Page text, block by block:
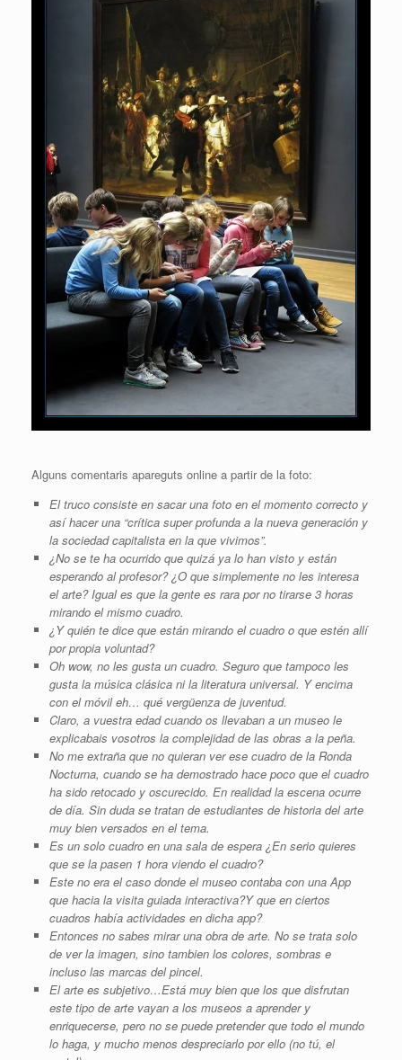
Alguns comentaris apareguts online a partir de la foto:
El truco consiste en sacar una foto en el momento correcto y
así hacer una “crítica super profunda a la nueva generación y
la sociedad capitalista en la que vivimos”.
¿No se te ha ocurrido que quizá ya lo han visto y están
esperando al profesor? ¿O que simplemente no les interesa
el arte? Igual es que la gente es rara por no tirarse 3 horas
mirando el mismo cuadro.
¿Y quién te dice que están mirando el cuadro o que estén allí
por propia voluntad?
Oh wow, no les gusta un cuadro. Seguro que tampoco les
gusta la música clásica ni la literatura universal. Y encima
con el móvil eh… qué vergüenza de juventud.
Claro, a vuestra edad cuando os llevaban a un museo le
explicabais vosotros la complejidad de las obras a la peña.
No me extraña que no quieran ver ese cuadro de la Ronda
Nocturna, cuando se ha demostrado hace poco que el cuadro
ha sido retocado y oscurecido. En realidad la escena ocurre
de día. Sin duda se tratan de estudiantes de historia del arte
muy bien versados en el tema.
Es un solo cuadro en una sala de espera ¿En serio quieres
que se la pasen 1 hora viendo el cuadro?
Este no era el caso donde el museo contaba con una App
que hacia la visita guiada interactiva?Y que en ciertos
cuadros había actividades en dicha app?
Entonces no sabes mirar una obra de arte. No se trata solo
de ver la imagen, sino tambien los colores, sombras e
incluso las marcas del pincel.
El arte es subjetivo…Está muy bien que los que disfrutan
este tipo de arte vayan a los museos a aprender y
enriquecerse, pero no se puede pretender que todo el mundo
lo haga, y mucho menos despreciarlo por ello (no tú, el